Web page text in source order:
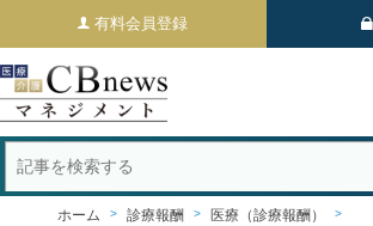
有料会員登録
ホーム 診療報酬 医療（診療報酬）